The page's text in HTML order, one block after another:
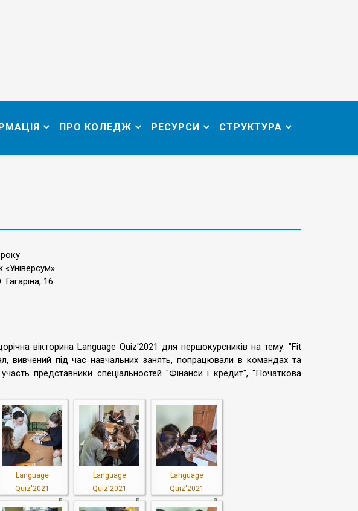
ПРО КОЛЕДЖ РЕСУРСИ СТРУКТУРА
16
вікторина Language Quiz'2021 для першокурсників на тему: "Fit
вивчений під час навчальних занять, попрацювали в командах та
представники спеціальностей "Фінанси і кредит", "Початкова
Language
Quiz'2021
Language
Quiz'2021
Language
Quiz'2021